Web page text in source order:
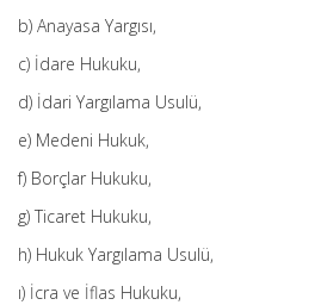
b) Anayasa Yargısı,
c) İdare Hukuku,
d) İdari Yargılama Usulü,
e) Medeni Hukuk,
f) Borçlar Hukuku,
g) Ticaret Hukuku,
h) Hukuk Yargılama Usulü,
ı) İcra ve İflas Hukuku,